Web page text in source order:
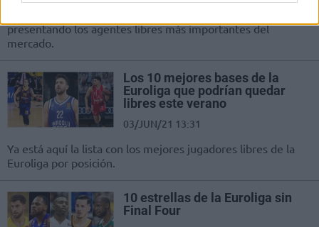
presentando los agentes libres más importantes del
mercado.
Los 10 mejores bases de la
Euroliga que podrían quedar
libres este verano
03/JUN/21 13:31
Ya está aquí la lista con los mejores jugadores libres de la
Euroliga por posición.
10 estrellas de la Euroliga sin
Final Four